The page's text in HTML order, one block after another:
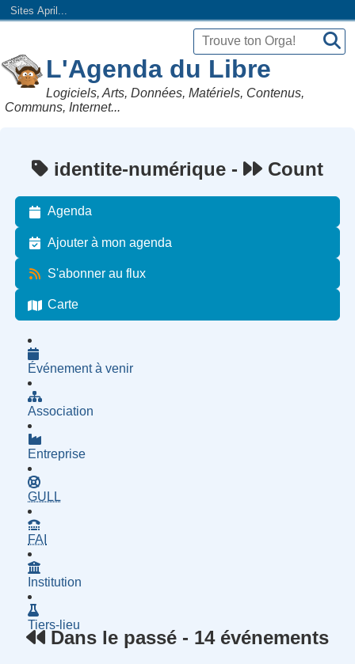
Sites April...
L'Agenda du Libre
Logiciels, Arts, Données, Matériels, Contenus,
Communs, Internet...
identite-numérique - Count
Agenda
Ajouter à mon agenda
S'abonner au flux
Carte
Événement à venir
Association
Entreprise
GULL
FAI
Institution
Tiers-lieu
Dans le passé - 14 événements